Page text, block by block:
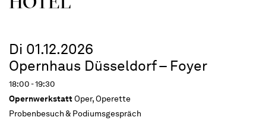
Di 01.12.2026
Opernhaus Düsseldorf – Foyer
18:00 - 19:30
OpernwerkstattOper, Operette
Probenbesuch & Podiumsgespräch